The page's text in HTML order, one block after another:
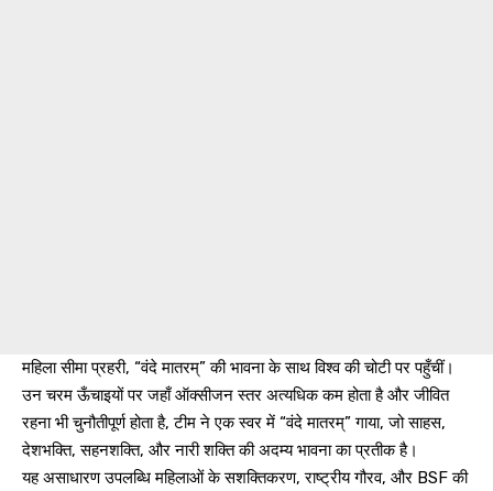
महिला सीमा प्रहरी, “वंदे मातरम्” की भावना के साथ विश्व की चोटी पर पहुँचीं।
उन चरम ऊँचाइयों पर जहाँ ऑक्सीजन स्तर अत्यधिक कम होता है और जीवित
रहना भी चुनौतीपूर्ण होता है, टीम ने एक स्वर में “वंदे मातरम्” गाया, जो साहस,
देशभक्ति, सहनशक्ति, और नारी शक्ति की अदम्य भावना का प्रतीक है।
यह असाधारण उपलब्धि महिलाओं के सशक्तिकरण, राष्ट्रीय गौरव, और BSF की